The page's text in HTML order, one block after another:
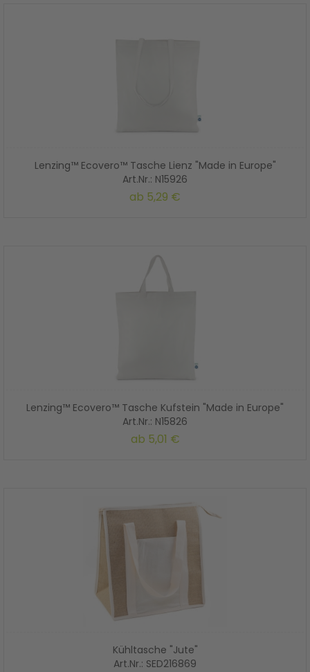
Lenzing™ Ecovero™ Tasche Lienz "Made in Europe"
Art.Nr.: N15926
ab 5,29 €
Lenzing™ Ecovero™ Tasche Kufstein "Made in Europe"
Art.Nr.: N15826
ab 5,01 €
Kühltasche "Jute"
Art.Nr.: SED216869